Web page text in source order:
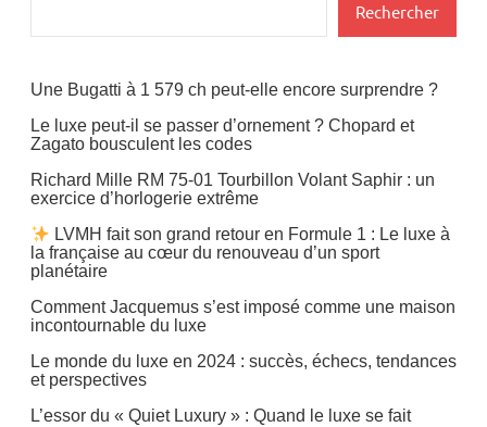
Rechercher
Une Bugatti à 1 579 ch peut-elle encore surprendre ?
Le luxe peut-il se passer d’ornement ? Chopard et
Zagato bousculent les codes
Richard Mille RM 75-01 Tourbillon Volant Saphir : un
exercice d’horlogerie extrême
LVMH fait son grand retour en Formule 1 : Le luxe à
la française au cœur du renouveau d’un sport
planétaire
Comment Jacquemus s’est imposé comme une maison
incontournable du luxe
Le monde du luxe en 2024 : succès, échecs, tendances
et perspectives
L’essor du « Quiet Luxury » : Quand le luxe se fait